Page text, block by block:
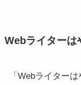
Webライターは
「Webライター